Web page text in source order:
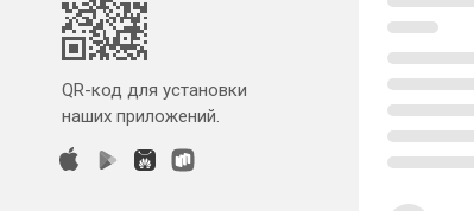
QR-код для установки
наших приложений.